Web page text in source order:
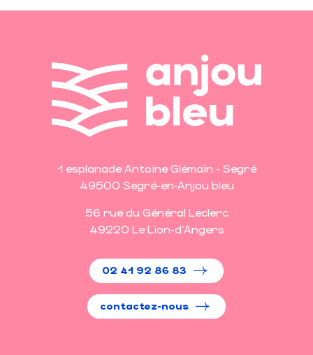
1 esplanade Antoine Glémain - Segré
49500 Segré-en-Anjou bleu
56 rue du Général Leclerc
49220 Le Lion-d'Angers
02 41 92 86 83
contactez-nous